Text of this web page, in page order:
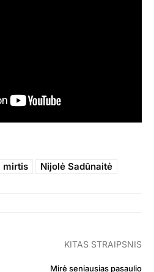
mirtis Nijolė Sadūnaitė
KITAS STRAIPSNIS
Mirė seniausias pasaulio